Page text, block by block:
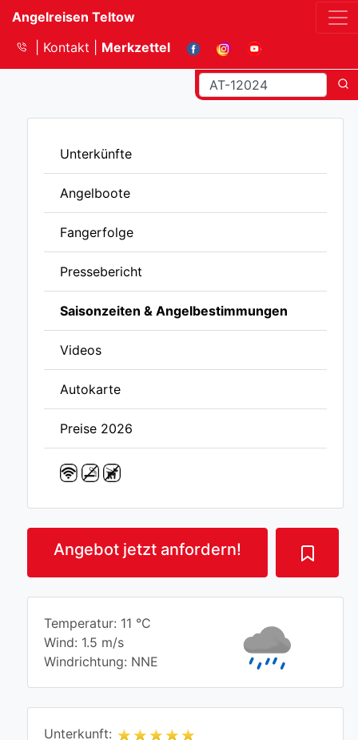
Angelreisen Teltow
Kontakt
Merkzettel
Unterkünfte
Angelboote
Fangerfolge
Pressebericht
Saisonzeiten & Angelbestimmungen
Videos
Autokarte
Preise 2026
Angebot jetzt anfordern!
Temperatur: 11 °C
Wind: 1.5 m/s
Windrichtung: NNE
Unterkunft: